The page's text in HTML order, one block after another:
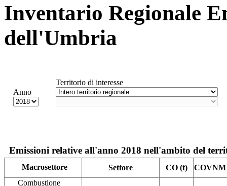
Inventario Regionale
dell'Umbria
Anno
Territorio di interesse
Emissioni relative all'anno 2018 nell'ambito del
Macrosettore Settore CO (t)
COVNM
Combustione